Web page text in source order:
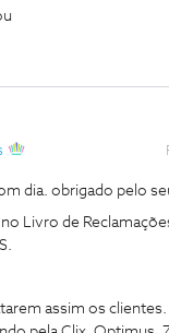
dia. obrigado pelo
Livro de
assim os